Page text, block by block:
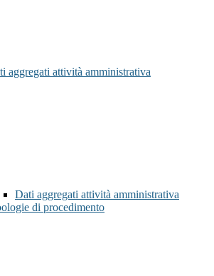
aggregati attività amministrativa
Dati aggregati attività amministrativa
di procedimento